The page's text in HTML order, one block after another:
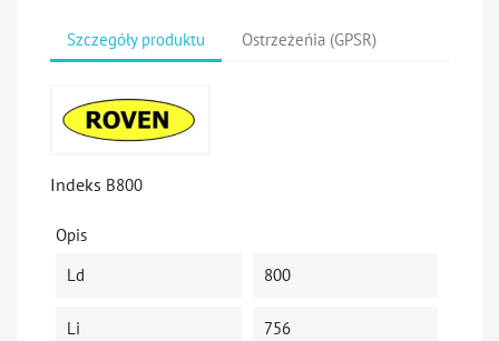
Szczegóły produktu Ostrzeżeńia (GPSR)
Indeks B800
Opis
Ld
800
Li 756